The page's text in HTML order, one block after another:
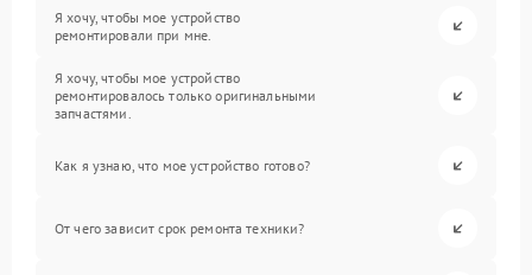
Я хочу, чтобы мое устройство
ремонтировали при мне.
Я хочу, чтобы мое устройство
ремонтировалось только оригинальными
запчастями.
Как я узнаю, что мое устройство готово?
От чего зависит срок ремонта техники?